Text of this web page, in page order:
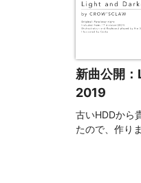
新曲公開
2019
古いHDDから
たので、作り